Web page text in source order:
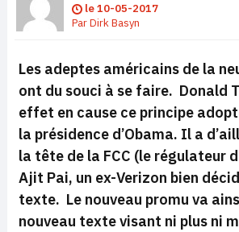
le10-05-2017
ParDirk Basyn
Les adeptes américains de la
ont du souci à se faire. Donald
effet en cause ce principe
la présidence d’Obama. Il a
la tête de la FCC (le régulateur
Ajit Pai, un ex-Verizon bien
texte. Le nouveau promu va
nouveau texte visant ni plus ni